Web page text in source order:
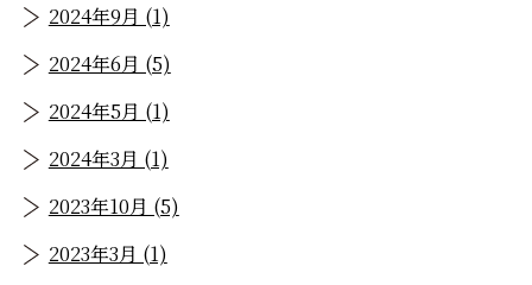
2024年9月 (1)
2024年6月 (5)
2024年5月 (1)
2024年3月 (1)
2023年10月 (5)
2023年3月 (1)